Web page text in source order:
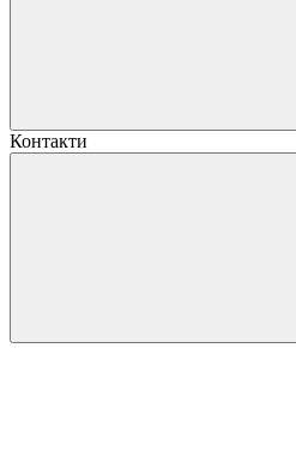
Контакти